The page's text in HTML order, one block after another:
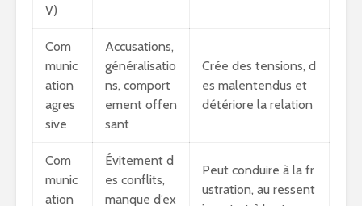
V)
Com
munic
ation
agres
sive
Accusations,
généralisatio
ns, comport
ement offen
sant
Crée des tensions, d
es malentendus et
détériore la relation
Com
munic
ation
Évitement d
es conflits,
manque d’ex
Peut conduire à la fr
ustration, au ressent